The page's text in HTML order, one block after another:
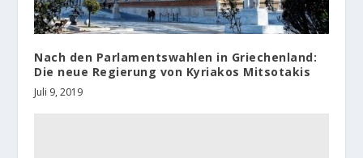
Nach den Parlamentswahlen in Griechenland:
Die neue Regierung von Kyriakos Mitsotakis
Juli 9, 2019